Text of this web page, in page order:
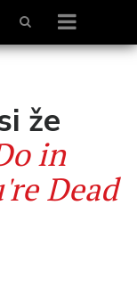
že
in
Dead